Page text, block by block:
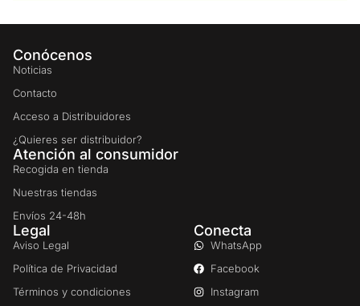
Conócenos
Noticias
Contacto
Acceso a Distribuidores
¿Quieres ser distribuidor?
Atención al consumidor
Recogida en tienda
Nuestras tiendas
Envíos 24-48h
Legal
Aviso Legal
Política de Privacidad
Términos y condiciones
Conecta
WhatsApp
Facebook
Instagram